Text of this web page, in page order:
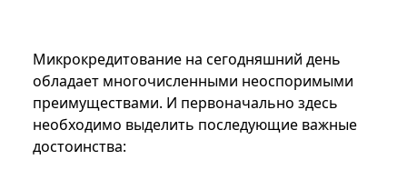
Микрокредитование на сегодняшний день
обладает многочисленными неоспоримыми
преимуществами. И первоначально здесь
необходимо выделить последующие важные
достоинства: